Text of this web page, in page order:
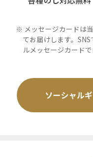
メッセージカードは
てお届けします。
ルメッセージカードで
ソーシャル